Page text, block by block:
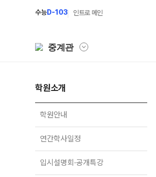
수능D-103 인트로 메인
중계관
학원소개
학원안내
연간학사일정
캠퍼스생활
학원소개
학원안내
연간학사일정
입시설명회·공개특강